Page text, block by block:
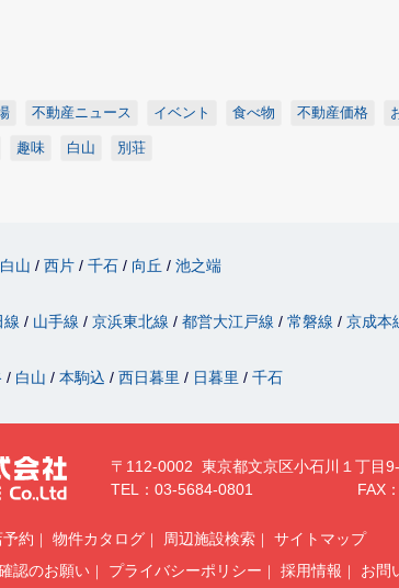
不動産ニュース イベント 食べ物 不動産価格
趣味 白山 別荘
白山 西片 千石 向丘 池之端
線 山手線 京浜東北線 都営大江戸線 常磐線 京成本
白山 本駒込 西日暮里 日暮里 千石
〒112-0002 東京都文京区小石川１丁目
TEL：03-5684-0801
FAX
約 物件カタログ 周辺施設検索
サイトマップ
認のお願い プライバシーポリシー 採用情報 お問